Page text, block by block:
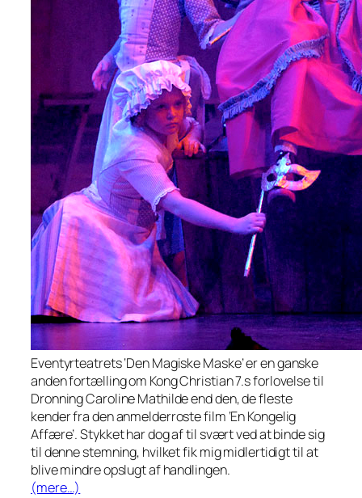
Eventyrteatrets ‘Den Magiske Maske’ er en ganske
anden fortælling om Kong Christian 7.s forlovelse til
Dronning Caroline Mathilde end den, de fleste
kender fra den anmelderroste film ‘En Kongelig
Affære’. Stykket har dog af til svært ved at binde sig
til denne stemning, hvilket fik mig midlertidigt til at
blive mindre opslugt af handlingen.
(mere…)